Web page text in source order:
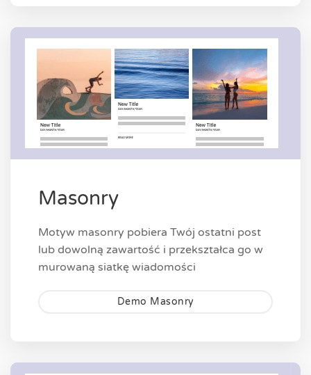
Masonry
Motyw masonry pobiera Twój ostatni post
lub dowolną zawartość i przekształca go w
murowaną siatkę wiadomości
Demo Masonry